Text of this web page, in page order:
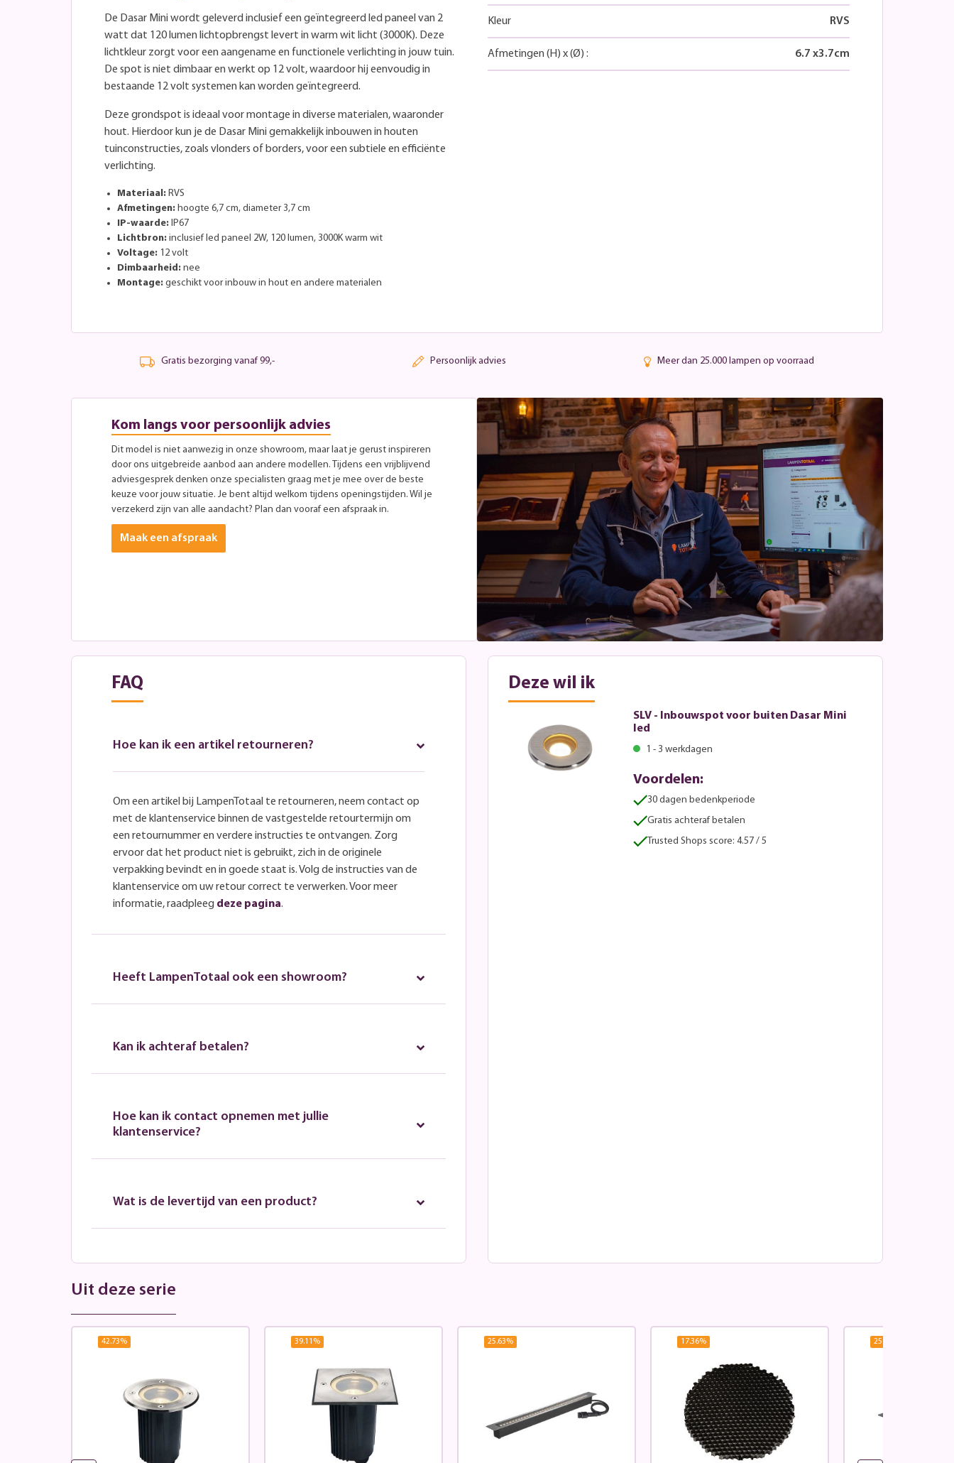
De Dasar Mini wordt geleverd inclusief een geïntegreerd led paneel van 2
watt dat 120 lumen lichtopbrengst levert in warm wit licht (3000K). Deze
lichtkleur zorgt voor een aangename en functionele verlichting in jouw tuin.
De spot is niet dimbaar en werkt op 12 volt, waardoor hij eenvoudig in
bestaande 12 volt systemen kan worden geïntegreerd.
Deze grondspot is ideaal voor montage in diverse materialen, waaronder
hout. Hierdoor kun je de Dasar Mini gemakkelijk inbouwen in houten
tuinconstructies, zoals vlonders of borders, voor een subtiele en efficiënte
verlichting.
Materiaal: RVS
Afmetingen: hoogte 6,7 cm, diameter 3,7 cm
IP-waarde: IP67
Lichtbron: inclusief led paneel 2W, 120 lumen, 3000K warm wit
Voltage: 12 volt
Dimbaarheid: nee
Montage: geschikt voor inbouw in hout en andere materialen
Kleur RVS
Afmetingen (H) x(Ø) : 6.7 x3.7cm
Gratis bezorging vanaf 99,- Persoonlijk advies Meer dan 25.000 lampen op voorraad
Kom langs voor persoonlijk advies
Dit model is niet aanwezig in onze showroom, maar laat je gerust inspireren
door ons uitgebreide aanbod aan andere modellen. Tijdens een vrijblijvend
adviesgesprek denken onze specialisten graag met je mee over de beste
keuze voor jouw situatie. Je bent altijd welkom tijdens openingstijden. Wil je
verzekerd zijn van alle aandacht? Plan dan vooraf een afspraak in.
Maak een afspraak
FAQ
Hoe kan ik een artikel retourneren?
Om een artikel bij LampenTotaal te retourneren, neem contact op
met de klantenservice binnen de vastgestelde retourtermijn om
een retournummer en verdere instructies te ontvangen. Zorg
ervoor dat het product niet is gebruikt, zich in de originele
verpakking bevindt en in goede staat is. Volg de instructies van de
klantenservice om uw retour correct te verwerken. Voor meer
informatie, raadpleeg deze pagina.
Heeft LampenTotaal ook een showroom?
Kan ik achteraf betalen?
Hoe kan ik contact opnemen met jullie
klantenservice?
Wat is de levertijd van een product?
Deze wil ik
SLV - Inbouwspot voor buiten Dasar Mini
led
1 - 3 werkdagen
Voordelen:
30 dagen bedenkperiode
Gratis achteraf betalen
Trusted Shops score: 4.57 / 5
Uit deze serie
42.73% 39.11 % 25.63% 17.36% 25.64